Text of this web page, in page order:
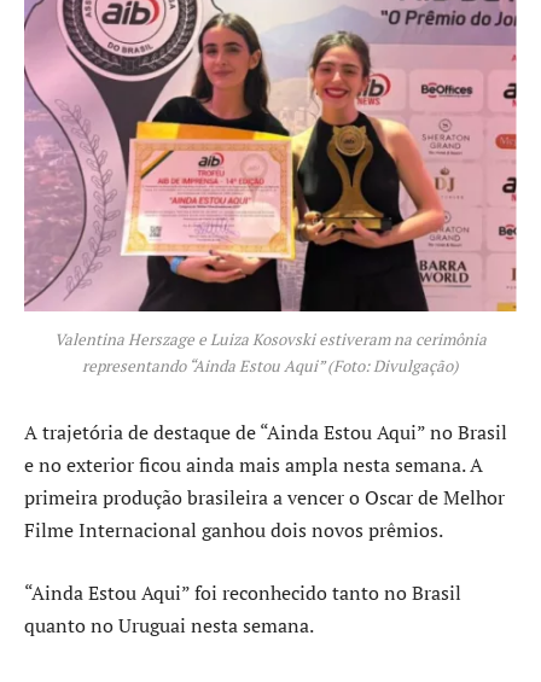
Valentina Herszage e Luiza Kosovski estiveram na cerimônia
representando “Ainda Estou Aqui” (Foto: Divulgação)
A trajetória de destaque de “Ainda Estou Aqui” no Brasil
e no exterior ficou ainda mais ampla nesta semana. A
primeira produção brasileira a vencer o Oscar de Melhor
Filme Internacional ganhou dois novos prêmios.
“Ainda Estou Aqui” foi reconhecido tanto no Brasil
quanto no Uruguai nesta semana.